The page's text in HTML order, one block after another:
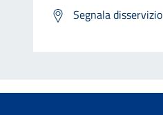
Segnala disservizio